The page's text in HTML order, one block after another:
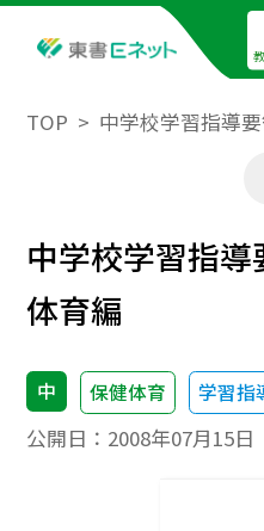
TOP 中学校学習指導
中学校学習指
体育編
中 保健体育 学習指
公開日： 2008年07月15日